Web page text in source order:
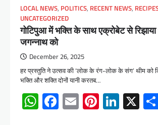
LOCAL NEWS, POLITICS, RECENT NEWS,
UNCATEGORIZED
गोटिपुआ में भक्ति के साथ एक्रोबेट से
जगन्नाथ को
December 26, 2025
हर प्रस्तुति ने उत्सव की ‘लोक के रंग-लोक के संग’ थीम को
भक्ति और शक्ति दाेनों यानी करतब…
WhatsApp
Facebook
Email X